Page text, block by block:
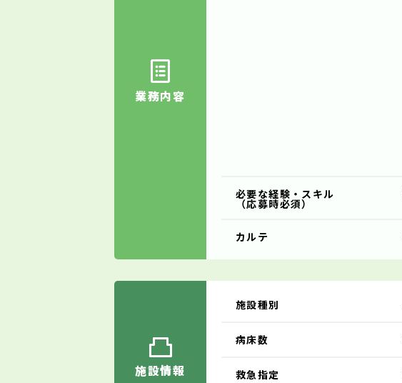
業務内容
必要な経験・スキル
（応募時必須）
カルテ
施設情報
施設種別
病床数
救急指定